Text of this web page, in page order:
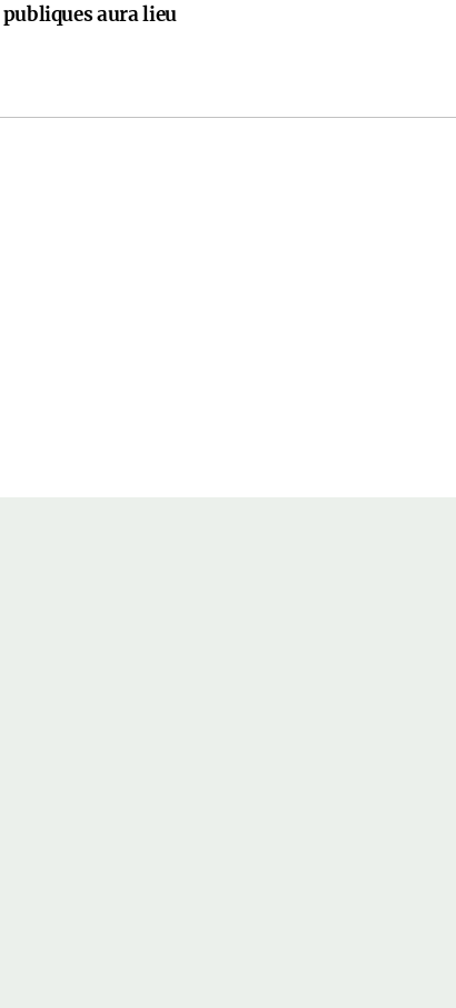
publiques aura lieu